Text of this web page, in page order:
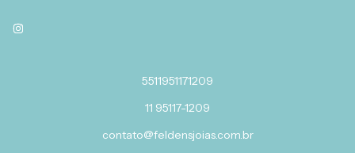
5511951171209
11 95117-1209
contato@feldensjoias.com.br